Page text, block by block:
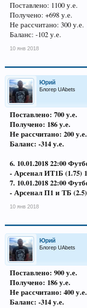
Поставлено: 1100 у.е.
Получено: +698 у.е.
Не рассчитано: 300 у.е.
Баланс: -102 у.е.
10 янв 2018
Юрий
Блогер UAbets
Поставлено: 700 у.е.
Получено: 186 у.е.
Не рассчитано: 200 у.е.
Баланс: -314 у.е.
6. 10.01.2018 22:00
- Арсенал ИТ1Б (1.75)
7. 10.01.2018 22:00
- Арсенал П1 и ТБ
10 янв 2018
Юрий
Блогер UAbets
Поставлено: 900 у.е.
Получено: 186 у.е.
Не рассчитано: 400 у.е.
Баланс: -314 у.е.